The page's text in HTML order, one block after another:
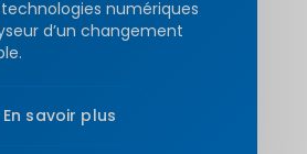
technologies numériques
d’un changement
En savoir plus